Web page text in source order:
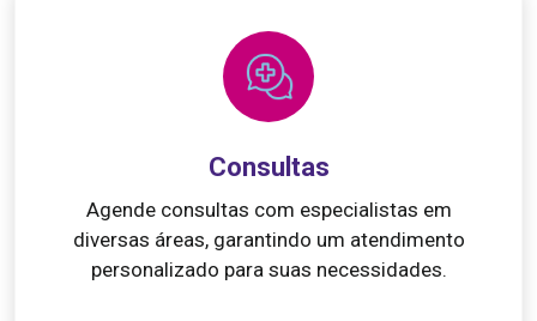
Consultas
Agende consultas com especialistas em
diversas áreas, garantindo um atendimento
personalizado para suas necessidades.